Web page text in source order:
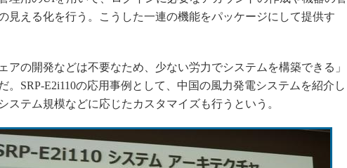
見える化を行う。こうした一連の機能をパッケージにして提供す
の開発などは不要なため、少ない労力でシステムを構築できる」
。SRP-E2i110の応用事例として、中国の風力発電システムを紹介し
ステム規模などに応じたカスタマイズも行うという。